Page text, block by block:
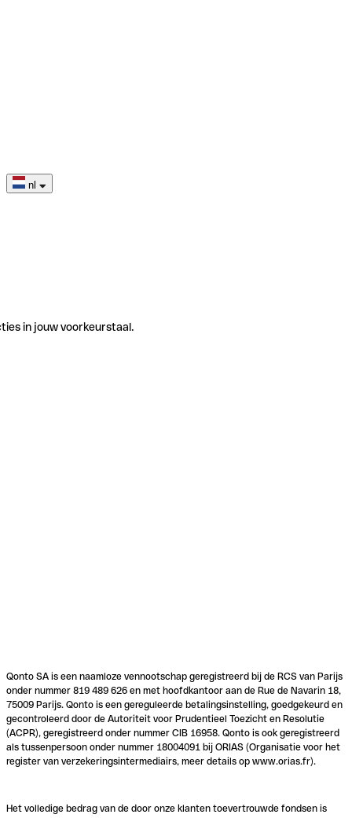
nl
in jouw voorkeurstaal.
Qonto SA is een naamloze vennootschap geregistreerd bij de RCS van Parijs
onder nummer 819 489 626 en met hoofdkantoor aan de Rue de Navarin 18,
75009 Parijs. Qonto is een gereguleerde betalingsinstelling, goedgekeurd en
gecontroleerd door de Autoriteit voor Prudentieel Toezicht en Resolutie
(ACPR), geregistreerd onder nummer CIB 16958. Qonto is ook geregistreerd
als tussenpersoon onder nummer 18004091 bij ORIAS (Organisatie voor het
register van verzekeringsintermediairs, meer details op www.orias.fr).
Het volledige bedrag van de door onze klanten toevertrouwde fondsen is